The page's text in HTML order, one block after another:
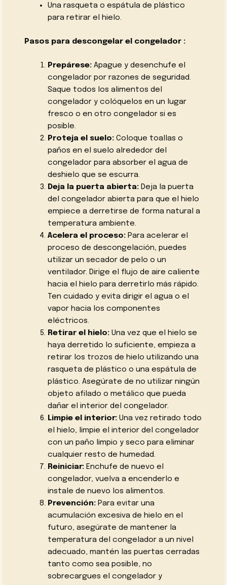
Una rasqueta o espátula de plástico
para retirar el hielo.
Pasos para descongelar el congelador :
Prepárese:Apague y desenchufe el
congelador por razones de seguridad.
Saque todos los alimentos del
congelador y colóquelos en un lugar
fresco o en otro congelador si es
posible.
Proteja el suelo:Coloque toallas o
paños en el suelo alrededor del
congelador para absorber el agua de
deshielo que se escurra.
Deja la puerta abierta:Deja la puerta
del congelador abierta para que el hielo
empiece a derretirse de forma natural a
temperatura ambiente.
Acelera el proceso:Para acelerar el
proceso de descongelación, puedes
utilizar un secador de pelo o un
ventilador. Dirige el flujo de aire caliente
hacia el hielo para derretirlo más rápido.
Ten cuidado y evita dirigir el agua o el
vapor hacia los componentes
eléctricos.
Retirar el hielo:Una vez que el hielo se
haya derretido lo suficiente, empieza a
retirar los trozos de hielo utilizando una
rasqueta de plástico o una espátula de
plástico. Asegúrate de no utilizar ningún
objeto afilado o metálico que pueda
dañar el interior del congelador.
Limpie el interior:Una vez retirado todo
el hielo, limpie el interior del congelador
con un paño limpio y seco para eliminar
cualquier resto de humedad.
Reiniciar:Enchufe de nuevo el
congelador, vuelva a encenderlo e
instale de nuevo los alimentos.
Prevención:Para evitar una
acumulación excesiva de hielo en el
futuro, asegúrate de mantener la
temperatura del congelador a un nivel
adecuado, mantén las puertas cerradas
tanto como sea posible, no
sobrecargues el congelador y